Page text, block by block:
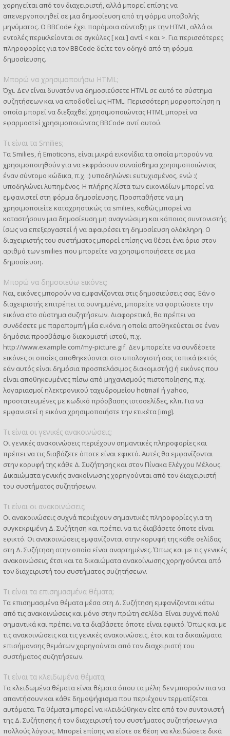
χορηγείται από τον διαχειριστή, αλλά μπορεί επίσης να
απενεργοποιηθεί σε μια δημοσίευση από τη φόρμα υποβολής
μηνύματος. Ο BBCode έχει παρόμοια σύνταξη με την HTML, αλλά οι
εντολές περικλείονται σε αγκύλες [ και ] αντί < και >. Για περισσότερες
πληροφορίες για τον BBCode δείτε τον οδηγό από τη φόρμα
δημοσίευσης.
Μπορώ να χρησιμοποιήσω HTML;
Όχι. Δεν είναι δυνατόν να δημοσιεύσετε HTML σε αυτό το σύστημα
συζητήσεων και να αποδοθεί ως HTML. Περισσότερη μορφοποίηση η
οποία μπορεί να διεξαχθεί χρησιμοποιώντας HTML μπορεί να
εφαρμοστεί χρησιμοποιώντας BBCode αντί αυτού.
Τι είναι τα Smilies;
Τα Smilies, ή Emoticons, είναι μικρά εικονίδια τα οποία μπορούν να
χρησιμοποιηθούν για να εκφράσουν συναίσθημα χρησιμοποιώντας
έναν σύντομο κώδικα, π.χ. :) υποδηλώνει ευτυχισμένος, ενώ :(
υποδηλώνει λυπημένος. Η πλήρης λίστα των εικονιδίων μπορεί να
εμφανιστεί στη φόρμα δημοσίευσης. Προσπαθήστε να μη
χρησιμοποιείτε καταχρηστικώς τα smilies, καθώς μπορεί να
καταστήσουν μια δημοσίευση μη αναγνώσιμη και κάποιος συντονιστής
ίσως να επεξεργαστεί ή να αφαιρέσει τη δημοσίευση ολόκληρη. Ο
διαχειριστής του συστήματος μπορεί επίσης να θέσει ένα όριο στον
αριθμό των smilies που μπορείτε να χρησιμοποιήσετε σε μια
δημοσίευση.
Μπορώ να δημοσιεύω εικόνες;
Ναι, εικόνες μπορούν να εμφανίζονται στις δημοσιεύσεις σας. Εάν ο
διαχειριστής επιτρέπει τα συνημμένα, μπορείτε να φορτώσετε την
εικόνα στο σύστημα συζητήσεων. Διαφορετικά, θα πρέπει να
συνδέσετε με παραπομπή μία εικόνα η οποία αποθηκεύεται σε έναν
δημόσια προσβάσιμο διακομιστή ιστού, π.χ.
http://www.example.com/my-picture.gif. Δεν μπορείτε να συνδέσετε
εικόνες οι οποίες αποθηκεύονται στο υπολογιστή σας τοπικά (εκτός
εάν αυτός είναι δημόσια προσπελάσιμος διακομιστής) ή εικόνες που
είναι αποθηκευμένες πίσω από μηχανισμούς πιστοποίησης, π.χ.
λογαριασμοί ηλεκτρονικού ταχυδρομείου hotmail ή yahoo,
προστατευμένες με κωδικό πρόσβασης ιστοσελίδες, κλπ. Για να
εμφανιστεί η εικόνα χρησιμοποιήστε την ετικέτα [img].
Τι είναι οι γενικές ανακοινώσεις;
Οι γενικές ανακοινώσεις περιέχουν σημαντικές πληροφορίες και
πρέπει να τις διαβάζετε όποτε είναι εφικτό. Αυτές θα εμφανίζονται
στην κορυφή της κάθε Δ. Συζήτησης και στον Πίνακα Ελέγχου Μέλους.
Δικαιώματα γενικής ανακοίνωσης χορηγούνται από τον διαχειριστή
του συστήματος συζητήσεων.
Τι είναι οι ανακοινώσεις;
Οι ανακοινώσεις συχνά περιέχουν σημαντικές πληροφορίες για τη
συγκεκριμένη Δ. Συζήτηση και πρέπει να τις διαβάσετε όποτε είναι
εφικτό. Οι ανακοινώσεις εμφανίζονται στην κορυφή της κάθε σελίδας
στη Δ. Συζήτηση στην οποία είναι αναρτημένες. Όπως και με τις γενικές
ανακοινώσεις, έτσι και τα δικαιώματα ανακοίνωσης χορηγούνται από
τον διαχειριστή του συστήματος συζητήσεων.
Τι είναι τα επισημασμένα θέματα;
Τα επισημασμένα θέματα μέσα στη Δ. Συζήτηση εμφανίζονται κάτω
από τις ανακοινώσεις και μόνο στην πρώτη σελίδα. Είναι συχνά πολύ
σημαντικά και πρέπει να τα διαβάσετε όποτε είναι εφικτό. Όπως και με
τις ανακοινώσεις και τις γενικές ανακοινώσεις, έτσι και τα δικαιώματα
επισήμανσης θεμάτων χορηγούνται από τον διαχειριστή του
συστήματος συζητήσεων.
Τι είναι τα κλειδωμένα θέματα;
Τα κλειδωμένα θέματα είναι θέματα όπου τα μέλη δεν μπορούν πια να
απαντήσουν και κάθε δημοψήφισμα που περιέχουν τερματίζεται
αυτόματα. Τα θέματα μπορεί να κλειδώθηκαν είτε από τον συντονιστή
της Δ. Συζήτησης ή τον διαχειριστή του συστήματος συζητήσεων για
πολλούς λόγους. Μπορεί επίσης να είστε σε θέση να κλειδώσετε δικά